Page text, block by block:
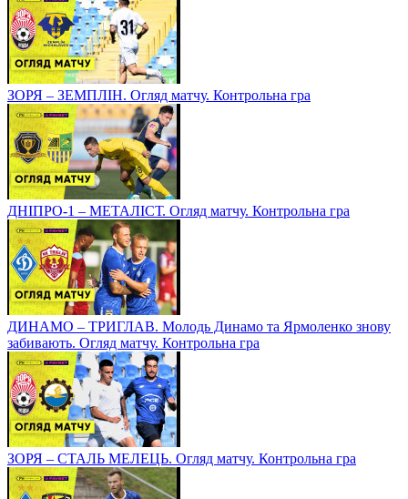
ЗОРЯ – ЗЕМПЛІН. Огляд матчу. Контрольна гра
ДНІПРО-1 – МЕТАЛІСТ. Огляд матчу. Контрольна гра
ДИНАМО – ТРИГЛАВ. Молодь Динамо та Ярмоленко знову
забивають. Огляд матчу. Контрольна гра
ЗОРЯ – СТАЛЬ МЕЛЕЦЬ. Огляд матчу. Контрольна гра